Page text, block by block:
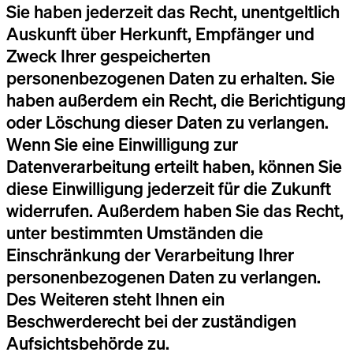
Sie haben jederzeit das Recht, unentgeltlich
Auskunft über Herkunft, Empfänger und
Zweck Ihrer gespeicherten
personenbezogenen Daten zu erhalten. Sie
haben außerdem ein Recht, die Berichtigung
oder Löschung dieser Daten zu verlangen.
Wenn Sie eine Einwilligung zur
Datenverarbeitung erteilt haben, können Sie
diese Einwilligung jederzeit für die Zukunft
widerrufen. Außerdem haben Sie das Recht,
unter bestimmten Umständen die
Einschränkung der Verarbeitung Ihrer
personenbezogenen Daten zu verlangen.
Des Weiteren steht Ihnen ein
Beschwerderecht bei der zuständigen
Aufsichtsbehörde zu.